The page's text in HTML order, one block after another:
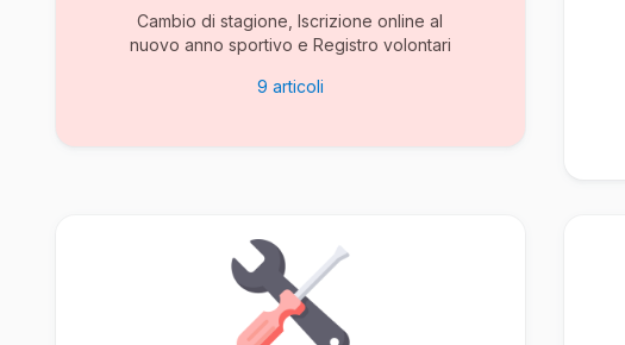
Cambio di stagione, Iscrizione online al
nuovo anno sportivo e Registro volontari
9 articoli